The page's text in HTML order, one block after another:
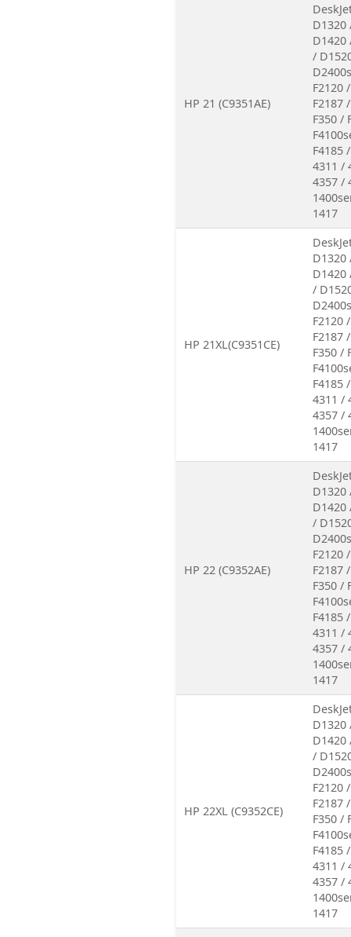
HP 21 (C9351AE)
D1320
D1420
/
F2120
F2187
F350 /
F4185
4311 /
4357 /
1417
HP 21XL(C9351CE)
D1320
D1420
/
F2120
F2187
F350 /
F4185
4311 /
4357 /
1417
HP 22 (C9352AE)
D1320
D1420
/
F2120
F2187
F350 /
F4185
4311 /
4357 /
1417
HP 22XL (C9352CE)
D1320
D1420
/
F2120
F2187
F350 /
F4185
4311 /
4357 /
1417